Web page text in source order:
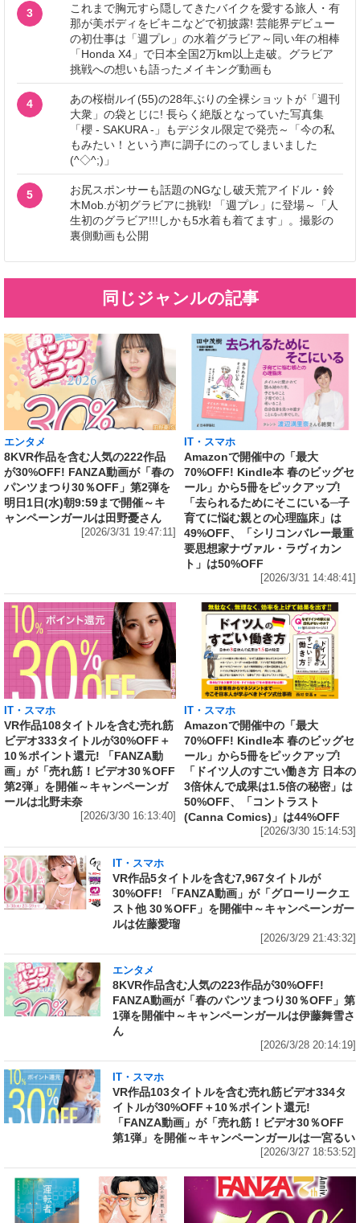
3
これまで胸元すら隠してきたバイクを愛する旅人・有
那が美ボディをビキニなどで初披露! 芸能界デビュー
の初仕事は「週プレ」の水着グラビア～同い年の相棒
「Honda X4」で日本全国2万km以上走破。グラビア
挑戦への想いも語ったメイキング動画も
4
あの桜樹ルイ(55)の28年ぶりの全裸ショットが「週刊
大衆」の袋とじに! 長らく絶版となっていた写真集
「櫻 - SAKURA -」もデジタル限定で発売～「今の私
もみたい！という声に調子にのってしまいました
(^◇^;)」
5
お尻スポンサーも話題のNGなし破天荒アイドル・鈴
木Mob.が初グラビアに挑戦! 「週プレ」に登場～「人
生初のグラビア!!!しかも5水着も着てます」。撮影の
裏側動画も公開
同じジャンルの記事
エンタメ
8KVR作品を含む人気の222作品
が30%OFF! FANZA動画が「春の
パンツまつり30％OFF」第2弾を
明日1日(水)朝9:59まで開催～キ
ャンペーンガールは田野憂さん
[2026/3/31 19:47:11]
IT・スマホ
Amazonで開催中の「最大
70%OFF! Kindle本 春のビッグセ
ール」から5冊をピックアップ!
「去られるためにそこにいる─子
育てに悩む親との心理臨床」は
49%OFF、「シリコンバレー最重
要思想家ナヴァル・ラヴィカン
ト」は50%OFF
[2026/3/31 14:48:41]
IT・スマホ
VR作品108タイトルを含む売れ筋
ビデオ333タイトルが30%OFF＋
10％ポイント還元! 「FANZA動
画」が「売れ筋！ビデオ30％OFF
第2弾」を開催～キャンペーンガ
ールは北野未奈
[2026/3/30 16:13:40]
IT・スマホ
Amazonで開催中の「最大
70%OFF! Kindle本 春のビッグセ
ール」から5冊をピックアップ!
「ドイツ人のすごい働き方 日本の
3倍休んで成果は1.5倍の秘密」は
50%OFF、「コントラスト
(Canna Comics)」は44%OFF
[2026/3/30 15:14:53]
IT・スマホ
VR作品5タイトルを含む7,967タイトルが
30%OFF! 「FANZA動画」が「グローリークエ
スト他 30％OFF」を開催中～キャンペーンガー
ルは佐藤愛瑠
[2026/3/29 21:43:32]
エンタメ
8KVR作品含む人気の223作品が30%OFF!
FANZA動画が「春のパンツまつり30％OFF」第
1弾を開催中～キャンペーンガールは伊藤舞雪さ
ん
[2026/3/28 20:14:19]
IT・スマホ
VR作品103タイトルを含む売れ筋ビデオ334タ
イトルが30%OFF＋10％ポイント還元!
「FANZA動画」が「売れ筋！ビデオ30％OFF
第1弾」を開催～キャンペーンガールは一宮るい
[2026/3/27 18:53:52]